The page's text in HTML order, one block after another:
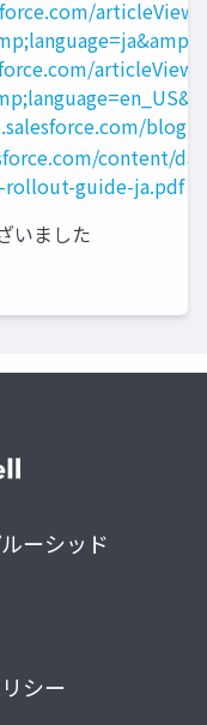
articleView?
articleView?
blog/
content/
rollout-guide-ja.pdf
いました
ーシッド
シー